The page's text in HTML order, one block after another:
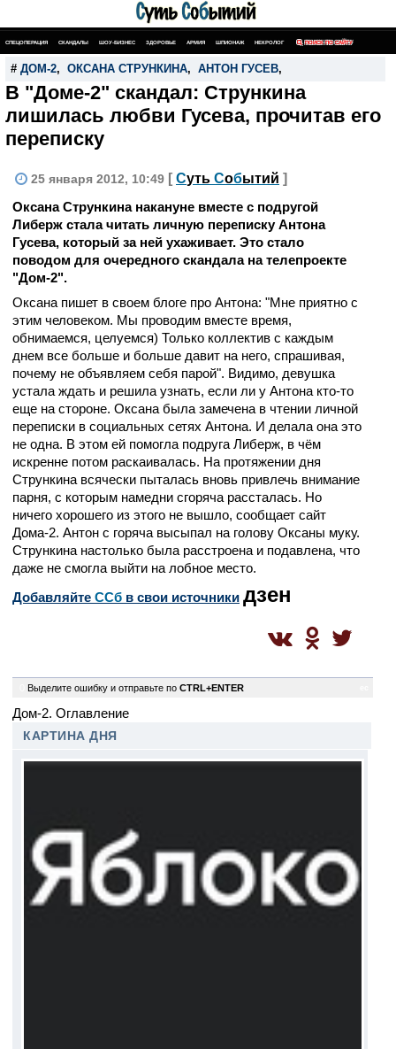
СПЕЦОПЕРАЦИЯ СКАНДАЛЫ ШОУ-БИЗНЕС ЗДОРОВЬЕ АРМИЯ ШПИОНАЖ НЕКРОЛОГ ПОИСК ПО САЙТУ
# ДОМ-2, ОКСАНА СТРУНКИНА, АНТОН ГУСЕВ,
В "Доме-2" скандал: Стрункина
лишилась любви Гусева, прочитав его
переписку
25 января 2012, 10:49 [ Суть Событий ]
Оксана Стрункина накануне вместе с подругой
Либерж стала читать личную переписку Антона
Гусева, который за ней ухаживает. Это стало
поводом для очередного скандала на телепроекте
"Дом-2".
Оксана пишет в своем блоге про Антона: "Мне приятно с
этим человеком. Мы проводим вместе время,
обнимаемся, целуемся) Только коллектив с каждым
днем все больше и больше давит на него, спрашивая,
почему не объявляем себя парой". Видимо, девушка
устала ждать и решила узнать, если ли у Антона кто-то
еще на стороне. Оксана была замечена в чтении личной
переписки в социальных сетях Антона. И делала она это
не одна. В этом ей помогла подруга Либерж, в чём
искренне потом раскаивалась. На протяжении дня
Стрункина всячески пыталась вновь привлечь внимание
парня, с которым намедни сгоряча рассталась. Но
ничего хорошего из этого не вышло, сообщает сайт
Дома-2. Антон с горяча высыпал на голову Оксаны муку.
Стрункина настолько была расстроена и подавлена, что
даже не смогла выйти на лобное место.
Добавляйте CСб в свои источники дзен
Выделите ошибку и отправьте по CTRL+ENTER
Дом-2. Оглавление
КАРТИНА ДНЯ